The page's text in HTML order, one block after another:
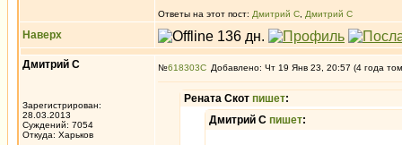
Ответы на этот пост: Дмитрий С Дмитрий С
Наверх
Дмитрий С
Зарегистрирован:
28.03.2013
Суждений: 7054
Откуда: Харьков
№618303 Добавлено: Чт 19 Янв 23, 20:57 (4 года
Рената Скот пишет:
Дмитрий С пишет: